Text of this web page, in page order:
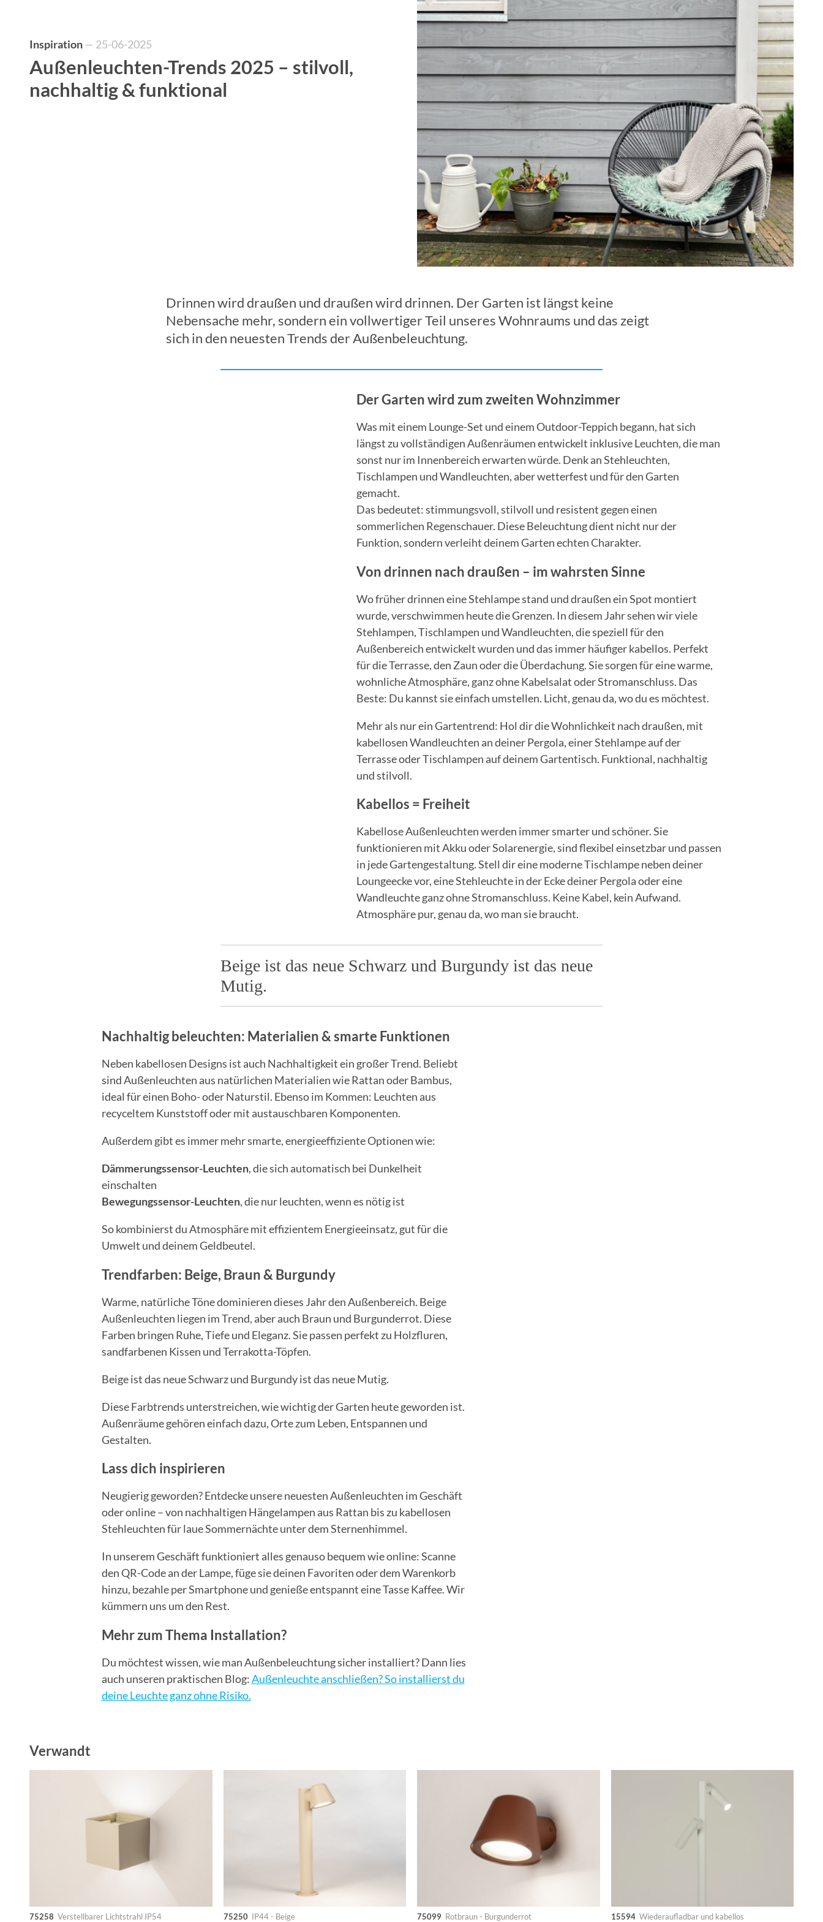
Inspiration— 25-06-2025
Außenleuchten-Trends 2025 – stilvoll,
nachhaltig & funktional
Drinnen wird draußen und draußen wird drinnen. Der Garten ist längst keine
Nebensache mehr, sondern ein vollwertiger Teil unseres Wohnraums und das zeigt
sich in den neuesten Trends der Außenbeleuchtung.
Der Garten wird zum zweiten Wohnzimmer
Was mit einem Lounge-Set und einem Outdoor-Teppich begann, hat sich
längst zu vollständigen Außenräumen entwickelt inklusive Leuchten, die man
sonst nur im Innenbereich erwarten würde. Denk an Stehleuchten,
Tischlampen und Wandleuchten, aber wetterfest und für den Garten
gemacht.
Das bedeutet: stimmungsvoll, stilvoll und resistent gegen einen
sommerlichen Regenschauer. Diese Beleuchtung dient nicht nur der
Funktion, sondern verleiht deinem Garten echten Charakter.
Von drinnen nach draußen – im wahrsten Sinne
Wo früher drinnen eine Stehlampe stand und draußen ein Spot montiert
wurde, verschwimmen heute die Grenzen. In diesem Jahr sehen wir viele
Stehlampen, Tischlampen und Wandleuchten, die speziell für den
Außenbereich entwickelt wurden und das immer häufiger kabellos. Perfekt
für die Terrasse, den Zaun oder die Überdachung. Sie sorgen für eine warme,
wohnliche Atmosphäre, ganz ohne Kabelsalat oder Stromanschluss. Das
Beste: Du kannst sie einfach umstellen. Licht, genau da, wo du es möchtest.
Mehr als nur ein Gartentrend: Hol dir die Wohnlichkeit nach draußen, mit
kabellosen Wandleuchten an deiner Pergola, einer Stehlampe auf der
Terrasse oder Tischlampen auf deinem Gartentisch. Funktional, nachhaltig
und stilvoll.
Kabellos = Freiheit
Kabellose Außenleuchten werden immer smarter und schöner. Sie
funktionieren mit Akku oder Solarenergie, sind flexibel einsetzbar und passen
in jede Gartengestaltung. Stell dir eine moderne Tischlampe neben deiner
Loungeecke vor, eine Stehleuchte in der Ecke deiner Pergola oder eine
Wandleuchte ganz ohne Stromanschluss. Keine Kabel, kein Aufwand.
Atmosphäre pur, genau da, wo man sie braucht.
Beige ist das neue Schwarz und Burgundy ist das neue
Mutig.
Nachhaltig beleuchten: Materialien & smarte Funktionen
Neben kabellosen Designs ist auch Nachhaltigkeit ein großer Trend. Beliebt
sind Außenleuchten aus natürlichen Materialien wie Rattan oder Bambus,
ideal für einen Boho- oder Naturstil. Ebenso im Kommen: Leuchten aus
recyceltem Kunststoff oder mit austauschbaren Komponenten.
Außerdem gibt es immer mehr smarte, energieeffiziente Optionen wie:
Dämmerungssensor-Leuchten, die sich automatisch bei Dunkelheit
einschalten
Bewegungssensor-Leuchten, die nur leuchten, wenn es nötig ist
So kombinierst du Atmosphäre mit effizientem Energieeinsatz, gut für die
Umwelt und deinem Geldbeutel.
Trendfarben: Beige, Braun & Burgundy
Warme, natürliche Töne dominieren dieses Jahr den Außenbereich. Beige
Außenleuchten liegen im Trend, aber auch Braun und Burgunderrot. Diese
Farben bringen Ruhe, Tiefe und Eleganz. Sie passen perfekt zu Holzfluren,
sandfarbenen Kissen und Terrakotta-Töpfen.
Beige ist das neue Schwarz und Burgundy ist das neue Mutig.
Diese Farbtrends unterstreichen, wie wichtig der Garten heute geworden ist.
Außenräume gehören einfach dazu, Orte zum Leben, Entspannen und
Gestalten.
Lass dich inspirieren
Neugierig geworden? Entdecke unsere neuesten Außenleuchten im Geschäft
oder online – von nachhaltigen Hängelampen aus Rattan bis zu kabellosen
Stehleuchten für laue Sommernächte unter dem Sternenhimmel.
In unserem Geschäft funktioniert alles genauso bequem wie online: Scanne
den QR-Code an der Lampe, füge sie deinen Favoriten oder dem Warenkorb
hinzu, bezahle per Smartphone und genieße entspannt eine Tasse Kaffee. Wir
kümmern uns um den Rest.
Mehr zum Thema Installation?
Du möchtest wissen, wie man Außenbeleuchtung sicher installiert? Dann lies
auch unseren praktischen Blog:Außenleuchte anschließen? So installierst du
deine Leuchte ganz ohne Risiko.
Verwandt
75258 Verstellbarer Lichtstrahl IP54 75250 IP44 - Beige 75099 Rotbraun - Burgunderrot 15594 Wiederaufladbar und kabellos